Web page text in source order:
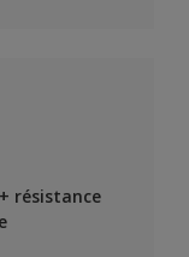
résistance